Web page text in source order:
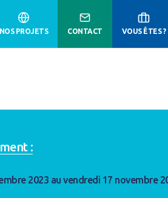
NOS PROJETS CONTACT VOUS ÊTES ?
:
2023 au vendredi 17 novembre